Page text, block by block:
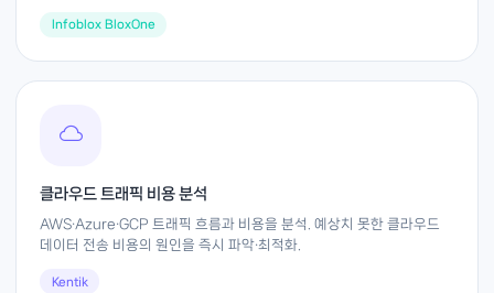
Infoblox BloxOne
클라우드 트래픽 비용 분석
AWS·Azure·GCP 트래픽 흐름과 비용을 분석. 예상치 못한 클라우드
데이터 전송 비용의 원인을 즉시 파악·최적화.
Kentik